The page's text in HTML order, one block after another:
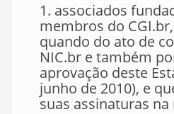
1. associados
membros do
quando do ato de
NIC.br e também
aprovação deste
junho de 2010), e
suas assinaturas